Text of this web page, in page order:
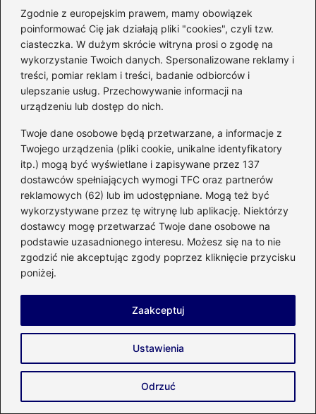
Zgodnie z europejskim prawem, mamy obowiązek
poinformować Cię jak działają pliki "cookies", czyli tzw.
ciasteczka. W dużym skrócie witryna prosi o zgodę na
wykorzystanie Twoich danych. Spersonalizowane reklamy i
treści, pomiar reklam i treści, badanie odbiorców i
ulepszanie usług. Przechowywanie informacji na
urządzeniu lub dostęp do nich.
Twoje dane osobowe będą przetwarzane, a informacje z
Twojego urządzenia (pliki cookie, unikalne identyfikatory
itp.) mogą być wyświetlane i zapisywane przez 137
dostawców spełniających wymogi TFC oraz partnerów
reklamowych (62) lub im udostępniane. Mogą też być
wykorzystywane przez tę witrynę lub aplikację. Niektórzy
dostawcy mogę przetwarzać Twoje dane osobowe na
podstawie uzasadnionego interesu. Możesz się na to nie
zgodzić nie akceptując zgody poprzez kliknięcie przycisku
poniżej.
Ustawienia
Odrzuć
Zaakceptuj
Wybór najlepszego papieru ściernego do
skutecznego usuwania farby z drewna
Przewodnik po malowaniu: jak
wykorzystać farbę lateksową Tikkurila w
swoim domu
wyrównująca będzie najlepsza do
twojego projektu?
Skuteczne sposoby na uszczelnienie
ściany komina – poradnik dla każdego
właściciela domu
Przewodnik po montażu lamp na
styropianie – krok po kroku do idealnego
oświetlenia
Błędy przy uszczelnianiu wanny
Krok po kroku uszczelnianie